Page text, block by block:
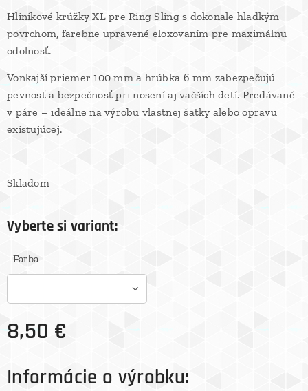
Hliníkové krúžky XL pre Ring Sling s dokonale hladkým
povrchom, farebne upravené eloxovaním pre maximálnu
odolnosť.
Vonkajší priemer 100 mm a hrúbka 6 mm zabezpečujú
pevnosť a bezpečnosť pri nosení aj väčších detí. Predávané
v páre – ideálne na výrobu vlastnej šatky alebo opravu
existujúcej.
Skladom
Vyberte si variant:
Farba
8,50 €
Informácie o výrobku: